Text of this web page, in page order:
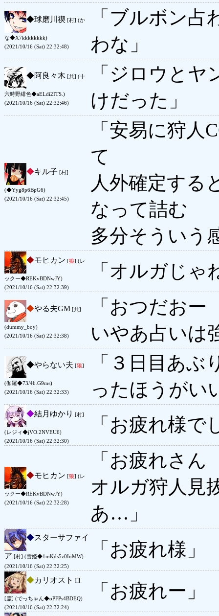
◆球磨川禊 [村] (か
な◆X7kkkkkkkk)
(2021/10/16 (Sat) 22:32:48)
「ブルボン
わな」
◆阿良々木 [共] (十
六時野緋色◆aELdi2ITS.)
(2021/10/16 (Sat) 22:32:46)
「ジロウと
けだった」
◆キル子 [村]
(◆Yyg8p6BpG6)
(2021/10/16 (Sat) 22:32:45)
「安易に狩人
て
人外確定する
なって詰む
多分そういう
◆モヒカン [狼] (レ
ックー◆REKvBDNwJY)
(2021/10/16 (Sat) 22:32:39)
「オルガじ
◆やる夫GM [共]
(dummy_boy)
(2021/10/16 (Sat) 22:32:38)
「おつだおー
いやあ占いは
◆やらない夫 [狼]
(伽羅◆73/4b.G9ms)
(2021/10/16 (Sat) 22:32:33)
「３日目あ
ったほうがい
◆結月ゆかり [村]
(レジィ◆jVO.2NVEU6)
(2021/10/16 (Sat) 22:32:30)
「お疲れ様で
◆モヒカン [狼] (レ
ックー◆REKvBDNwJY)
(2021/10/16 (Sat) 22:32:28)
「お疲れさん
オルガ狩人見
あ…」
◆スターサファイ
ア [村] (雪姫◆1mKds5z0InMW)
(2021/10/16 (Sat) 22:32:25)
「お疲れ様」
◆カリオストロ
[霊] (でっちゃん◆oPFPs4BDEQ)
(2021/10/16 (Sat) 22:32:24)
「お疲れー」